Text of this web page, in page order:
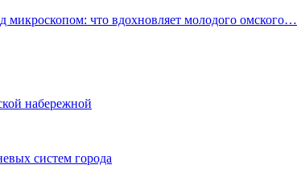
что вдохновляет молодого омского…
набережной
систем города